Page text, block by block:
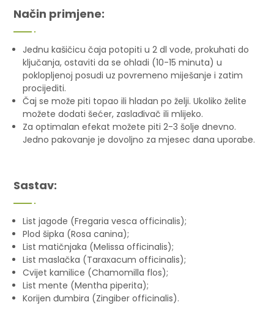
Način primjene:
Jednu kašičicu čaja potopiti u 2 dl vode, prokuhati do
ključanja, ostaviti da se ohladi (10-15 minuta) u
poklopljenoj posudi uz povremeno miješanje i zatim
procijediti.
Čaj se može piti topao ili hladan po želji. Ukoliko želite
možete dodati šećer, zaslađivač ili mlijeko.
Za optimalan efekat možete piti 2-3 šolje dnevno.
Jedno pakovanje je dovoljno za mjesec dana uporabe.
Sastav:
List jagode (Fregaria vesca officinalis);
Plod šipka (Rosa canina);
List matičnjaka (Melissa officinalis);
List maslačka (Taraxacum officinalis);
Cvijet kamilice (Chamomilla flos);
List mente (Mentha piperita);
Korijen đumbira (Zingiber officinalis).